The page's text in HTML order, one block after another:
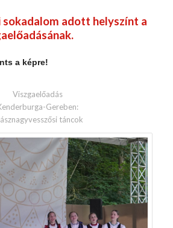
sokadalom adott helyszínt a
a képre!
Viszgaelőadás
Gereben:
táncok